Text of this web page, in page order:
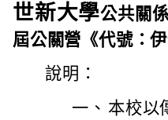
世新大學公共關
屆公關營《代號：
說明：
一、 本校以